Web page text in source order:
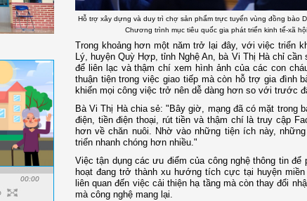
00:00
Hỗ trợ xây dựng và duy trì chợ sản phẩm trực tuyến vùng đồng bào
Chương trình mục tiêu quốc gia phát triển kinh tế-xã
Trong khoảng hơn một năm trở lại đây, với việc triển
Lý, huyện Quỳ Hợp, tỉnh Nghệ An, bà Vi Thị Hà chỉ
để liên lạc và thậm chí xem hình ảnh của các con
thuận tiện trong việc giao tiếp mà còn hỗ trợ gia đình
khiến mọi công việc trở nên dễ dàng hơn so với trước
Bà Vi Thị Hà chia sẻ: "Bây giờ, mạng đã có mặt trong
điện, tiền điện thoại, rút tiền và thậm chí là truy cập
hơn về chăn nuôi. Nhờ vào những tiện ích này,
triển nhanh chóng hơn nhiều."
Việc tận dụng các ưu điểm của công nghệ thông tin
hoạt đang trở thành xu hướng tích cực tại huyện
liên quan đến việc cải thiện hạ tầng mà còn thay đổi
mà công nghệ mang lại.